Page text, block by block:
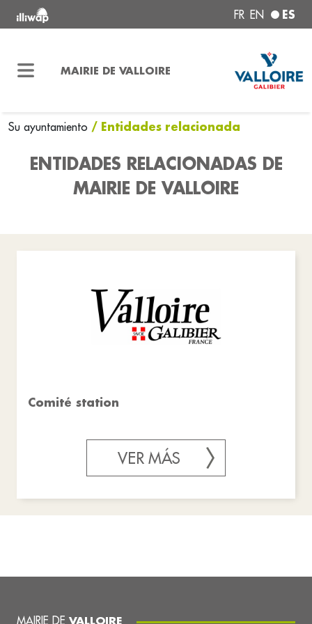
FR EN ES
MAIRIE DE VALLOIRE
Su ayuntamiento / Entidades relacionada
ENTIDADES RELACIONADAS DE
MAIRIE DE VALLOIRE
Comité station
VER MÁS
MAIRIE DE VALLOIRE